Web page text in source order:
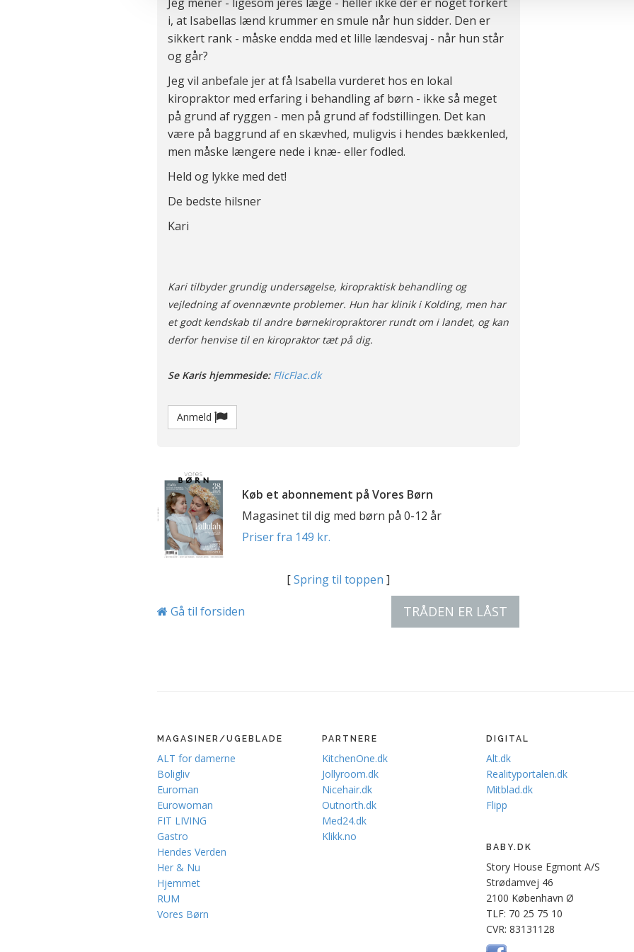
og behandling af dine personoplysninger i forbindelse hermed i både vores
i, at Isabellas lænd krummer en smule når hun sidder. Den er
sikkert rank - måske endda med et lille lændesvaj - når hun står
og går?
Jeg vil anbefale jer at få Isabella vurderet hos en lokal
kiropraktor med erfaring i behandling af børn - ikke så meget
på grund af ryggen - men på grund af fodstillingen. Det kan
være på baggrund af en skævhed, muligvis i hendes bækkenled,
men måske længere nede i knæ- eller fodled.
Held og lykke med det!
De bedste hilsner
Kari
Kari tilbyder grundig undersøgelse, kiropraktisk behandling og
vejledning af ovennævnte problemer. Hun har klinik i Kolding, men har
et godt kendskab til andre børnekiropraktorer rundt om i landet, og kan
derfor henvise til en kiropraktor tæt på dig.
Se Karis hjemmeside: FlicFlac.dk
Anmeld
Køb et abonnement på Vores Børn
Magasinet til dig med børn på 0-12 år
Priser fra 149 kr.
[Spring til toppen ]
Gå til forsiden TRÅDEN ER LÅST
MAGASINER/UGEBLADE
ALT for damerne
Boligliv
Euroman
Eurowoman
FIT LIVING
Gastro
Hendes Verden
Her & Nu
Hjemmet
RUM
Vores Børn
PARTNERE
KitchenOne.dk
Jollyroom.dk
Nicehair.dk
Outnorth.dk
Med24.dk
Klikk.no
DIGITAL
Alt.dk
Realityportalen.dk
Mitblad.dk
Flipp
BABY.DK
Story House Egmont A/S
Strødamvej 46
2100 København Ø
TLF: 70 25 75 10
CVR: 83131128